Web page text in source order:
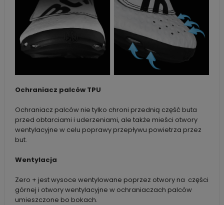
Ochraniacz palców TPU
Ochraniacz palców nie tylko chroni przednią część buta
przed obtarciami i uderzeniami, ale także mieści otwory
wentylacyjne w celu poprawy przepływu powietrza przez
but.
Wentylacja
Zero + jest wysoce wentylowane poprzez otwory na części
górnej i otwory wentylacyjne w ochraniaczach palców
umieszczone bo bokach.